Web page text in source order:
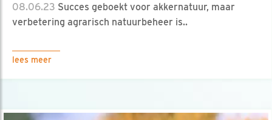
08.06.23 Succes geboekt voor akkernatuur, maar
verbetering agrarisch natuurbeheer is..
lees meer